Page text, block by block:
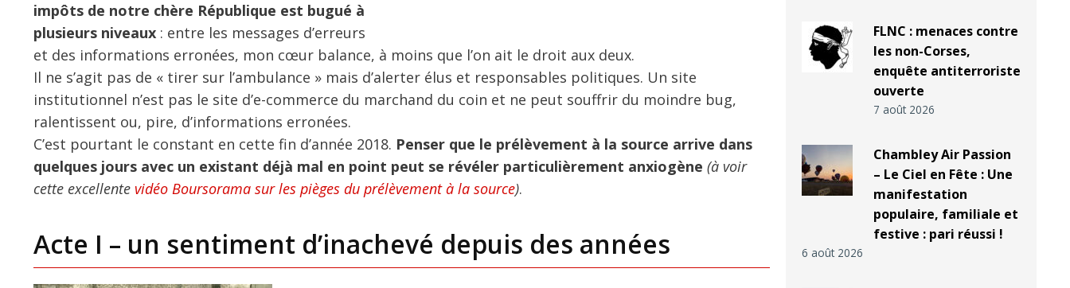
impôts de notre chère République est bugué à
plusieurs niveaux : entre les messages d’erreurs
et des informations erronées, mon cœur balance, à moins que l’on ait le droit aux deux.
Il ne s’agit pas de « tirer sur l’ambulance » mais d’alerter élus et responsables politiques. Un site
institutionnel n’est pas le site d’e-commerce du marchand du coin et ne peut souffrir du moindre bug,
ralentissent ou, pire, d’informations erronées.
C’est pourtant le constant en cette fin d’année 2018. Penser que le prélèvement à la source arrive dans
quelques jours avec un existant déjà mal en point peut se révéler particulièrement anxiogène (à voir
cette excellente vidéo Boursorama sur les pièges du prélèvement à la source).
Acte I – un sentiment d’inachevé depuis des années
FLNC : menaces contre
les non-Corses,
enquête antiterroriste
ouverte
7 août 2026
Chambley Air Passion
– Le Ciel en Fête : Une
manifestation
populaire, familiale et
festive : pari réussi !
6 août 2026